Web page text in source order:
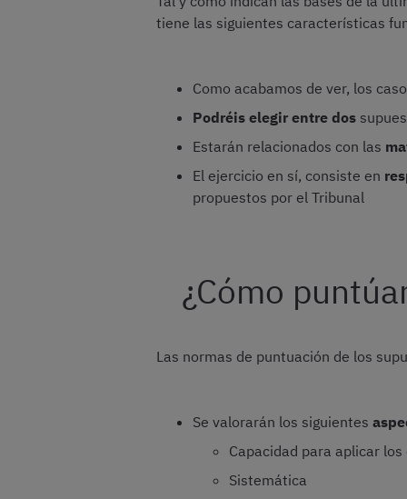
tiene las siguientes características
Como acabamos de ver, los
Podréis elegir entre dos
Estarán relacionados con las
El ejercicio en sí, consiste en
propuestos por el Tribunal
¿Cómo
Las normas de puntuación de los
Se valorarán los siguientes
Capacidad para aplicar
Sistemática